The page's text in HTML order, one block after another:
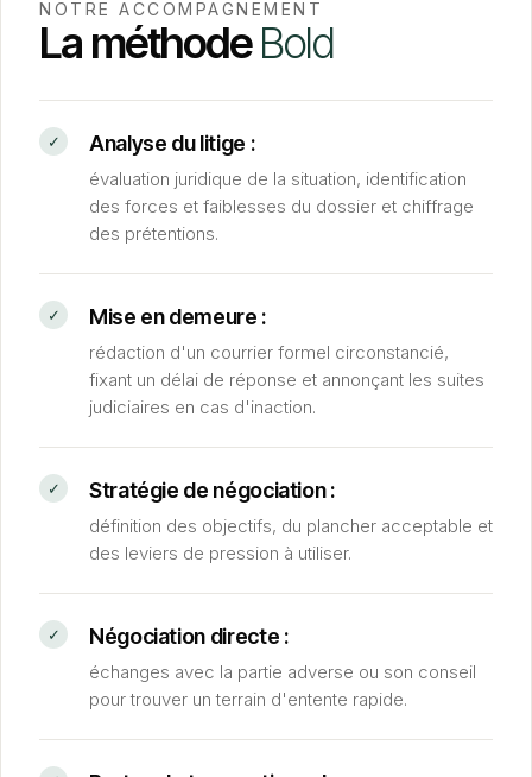
NOTRE ACCOMPAGNEMENT
La méthodeBold
Analyse du litige :
évaluation juridique de la situation, identification
des forces et faiblesses du dossier et chiffrage
des prétentions.
Mise en demeure :
rédaction d'un courrier formel circonstancié,
fixant un délai de réponse et annonçant les suites
judiciaires en cas d'inaction.
Stratégie de négociation :
définition des objectifs, du plancher acceptable et
des leviers de pression à utiliser.
Négociation directe :
échanges avec la partie adverse ou son conseil
pour trouver un terrain d'entente rapide.